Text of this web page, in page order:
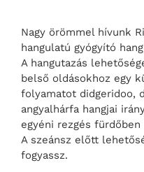
Nagy örömmel hívunk
hangulatú gyógyító
A hangutazás
belső oldásokhoz egy
folyamatot didgeridoo,
angyalhárfa hangjai
egyéni rezgés
A szeánsz előtt
fogyassz.